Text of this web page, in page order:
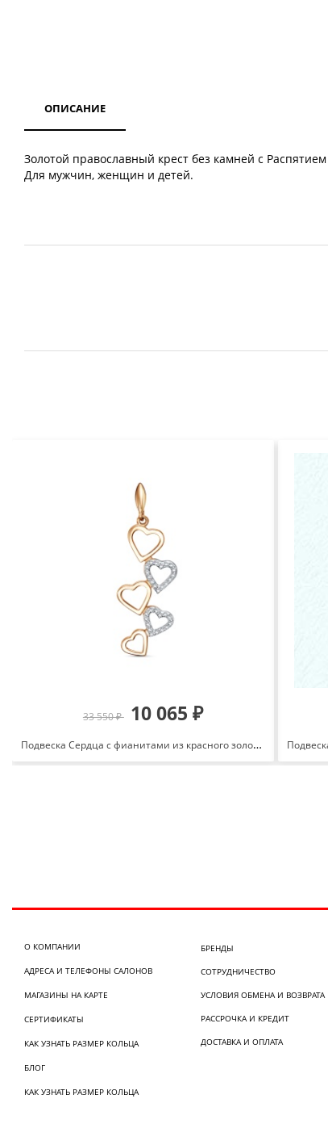
ОПИСАНИЕ
Золотой православный крест без камней с
Для мужчин, женщин и детей.
33 550 ₽ 10 065 ₽
Подвеска Сердца с фианитами из красного золота 585 3463207 1 1 1
О КОМПАНИИ
АДРЕСА И ТЕЛЕФОНЫ САЛОНОВ
МАГАЗИНЫ НА КАРТЕ
СЕРТИФИКАТЫ
КАК УЗНАТЬ РАЗМЕР КОЛЬЦА
БЛОГ
КАК УЗНАТЬ РАЗМЕР КОЛЬЦА
БРЕНДЫ
СОТРУДНИЧЕСТВО
УСЛОВИЯ ОБМЕНА И ВОЗВРАТА
РАССРОЧКА И КРЕДИТ
ДОСТАВКА И ОПЛАТА